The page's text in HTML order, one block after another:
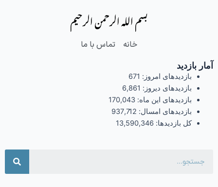
بسم الله الرحمن الرحیم
خانه تماس با ما
آمار بازدید
بازدیدهای امروز: 671
بازدیدهای دیروز: 6,861
بازدیدهای این ماه: 170,043
بازدیدهای امسال: 937,712
کل بازدیدها: 13,590,346